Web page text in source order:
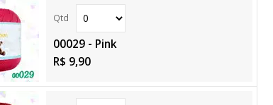
00029 - Pink
R$ 9,90